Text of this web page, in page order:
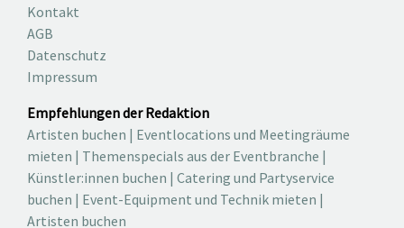
Kontakt
AGB
Datenschutz
Impressum
Empfehlungen der Redaktion
Artisten buchen | Eventlocations und Meetingräume
mieten | Themenspecials aus der Eventbranche |
Künstler:innen buchen | Catering und Partyservice
buchen | Event-Equipment und Technik mieten |
Artisten buchen